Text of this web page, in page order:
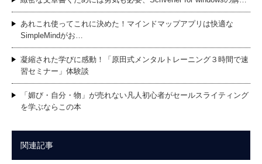
あれこれ使ってこれに決めた！マインドマップアプリは快適な
SimpleMindがお…
凝縮された学びに感動！「原田式メンタルトレーニング３時間で速
習セミナー」体験談
「媚び・自分・物」が売れない凡人初心者がセールスライティング
を学ぶならこの本
関連記事